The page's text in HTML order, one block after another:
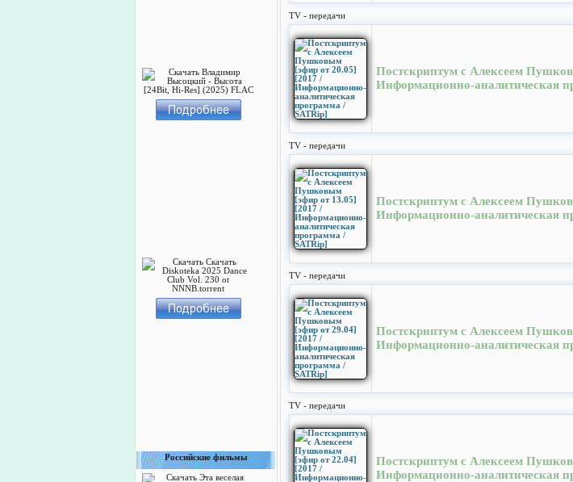
Российские фильмы
TV - передачи
Постскриптум с Алексеем
Информационно-аналитическая
TV - передачи
Постскриптум с Алексеем
Информационно-аналитическая
TV - передачи
Постскриптум с Алексеем
Информационно-аналитическая
TV - передачи
Постскриптум с Алексеем
Информационно-аналитическая